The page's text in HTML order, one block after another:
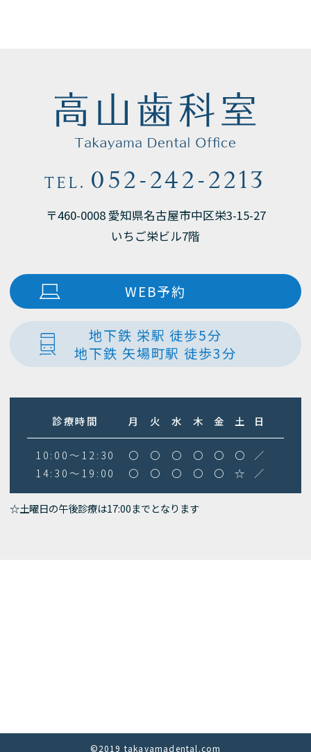
TEL. 052-242-2213
〒460-0008 愛知県名古屋市中区栄3-15-27
いちご栄ビル7階
WEB予約
地下鉄 栄駅 徒歩5分
地下鉄 矢場町駅 徒歩3分
診療時間 月 火 水 木 金 土 日
10:00～12:30 〇 〇 〇 〇 〇 〇
／
14:30～19:00
〇 〇 〇 〇 〇 ☆ ／
☆土曜日の午後診療は17:00までとなります
©2019 takayamadental.com